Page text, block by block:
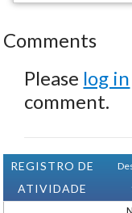
Comments
Please log in
comment.
REGISTRO DE
ATIVIDADE